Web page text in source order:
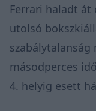
Ferrari haladt át
utolsó
másodperces
4. helyig esett